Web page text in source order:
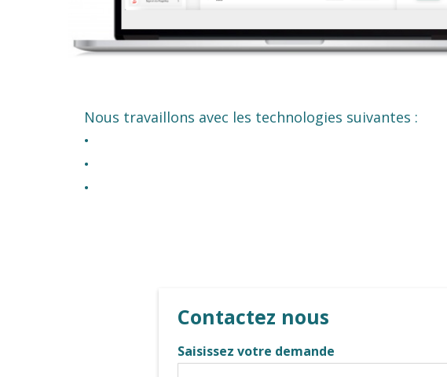
Nous travaillons avec les technologies suivantes :
•
•
•
Contactez nous
Saisissez votre demande